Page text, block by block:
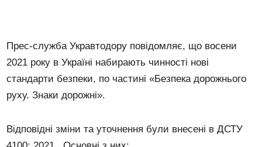
Прес-служба Укравтодору повідомляє, що восени
2021 року в Україні набирають чинності нові
стандарти безпеки, по частині «Безпека дорожнього
руху. Знаки дорожні».
Відповідні зміни та уточнення були внесені в ДСТУ